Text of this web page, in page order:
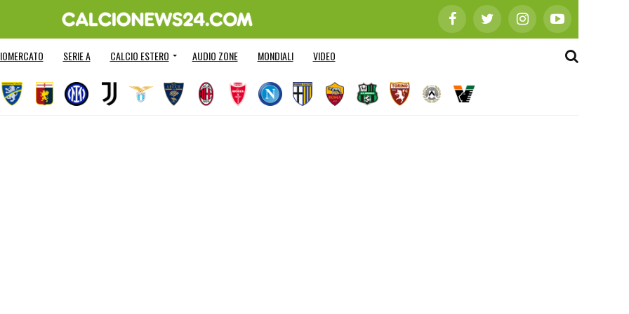
SERIE A CALCIO ESTERO AUDIO ZONE MONDIALI VIDEO